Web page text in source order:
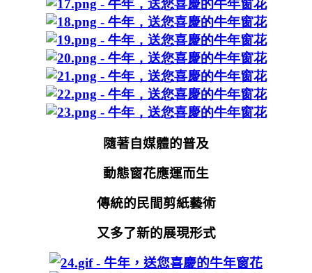
隨著自媒體的普及
動態窗花應運而生
傳統的民間剪紙藝術
又多了新的展現形式